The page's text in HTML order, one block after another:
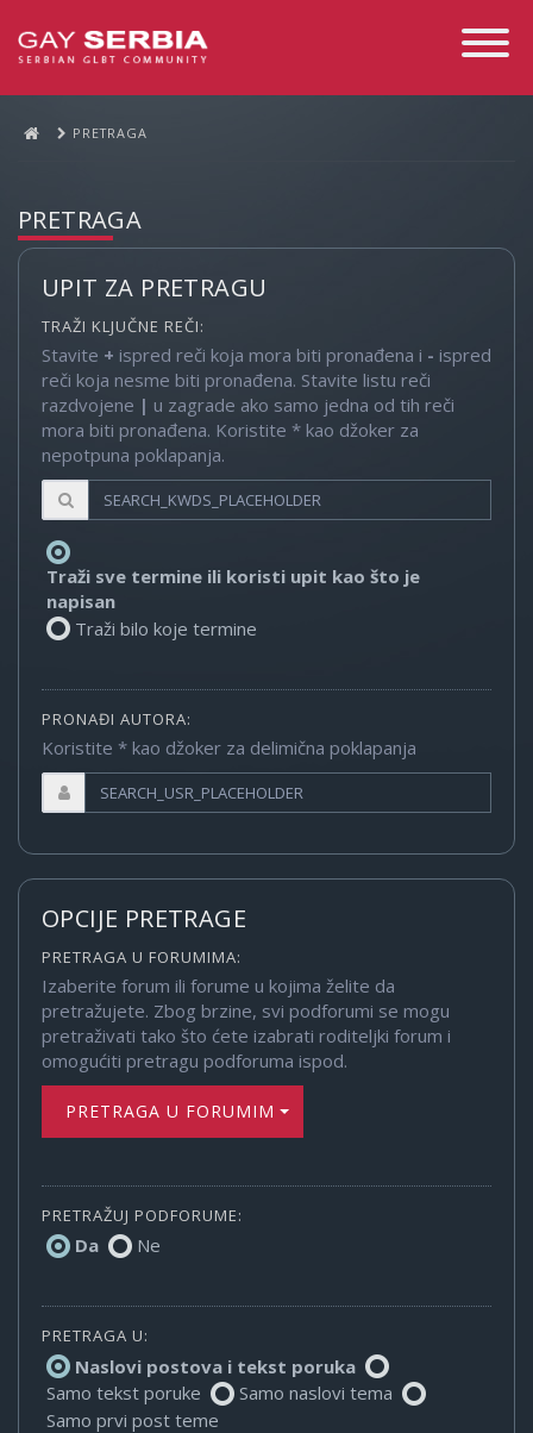
Toggle
PRETRAGA
PRETRAGA
UPIT ZA PRETRAGU
TRAŽI KLJUČNE REČI:
Stavite + ispred reči koja mora biti pronađena i - ispred
reči koja nesme biti pronađena. Stavite listu reči
razdvojene | u zagrade ako samo jedna od tih reči
mora biti pronađena. Koristite * kao džoker za
nepotpuna poklapanja.
Traži sve termine ili koristi upit kao što je
napisan
Traži bilo koje termine
PRONAĐI AUTORA:
Koristite * kao džoker za delimična poklapanja
OPCIJE PRETRAGE
PRETRAGA U FORUMIMA:
Izaberite forum ili forume u kojima želite da
pretražujete. Zbog brzine, svi podforumi se mogu
pretraživati tako što ćete izabrati roditeljki forum i
omogućiti pretragu podforuma ispod.
PRETRAGA U FORUMIMA
PRETRAŽUJ PODFORUME:
Da Ne
PRETRAGA U:
Naslovi postova i tekst poruka
Samo tekst poruke
Samo naslovi tema
Samo prvi post teme